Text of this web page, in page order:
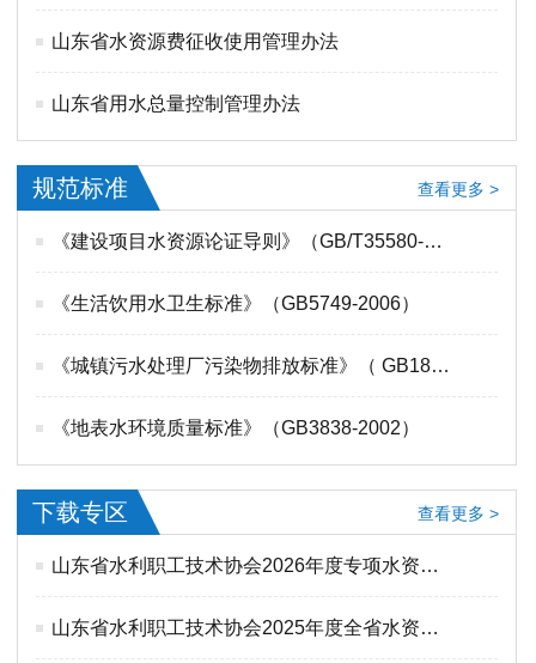
山东省水资源费征收使用管理办法
山东省用水总量控制管理办法
规范标准 查看更多 >
《建设项目水资源论证导则》（GB/T35580-2017）
《生活饮用水卫生标准》（GB5749-2006）
《城镇污水处理厂污染物排放标准》（ GB18918-2002）
《地表水环境质量标准》（GB3838-2002）
下载专区 查看更多 >
山东省水利职工技术协会2026年度专项水资源论证培训班课件下载
山东省水利职工技术协会2025年度全省水资源论证业务培训班课件下载